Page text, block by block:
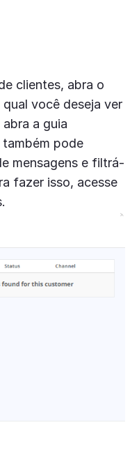
clientes, abra o
você deseja ver
a guia
também pode
mensagens e filtrá-
fazer isso, acesse